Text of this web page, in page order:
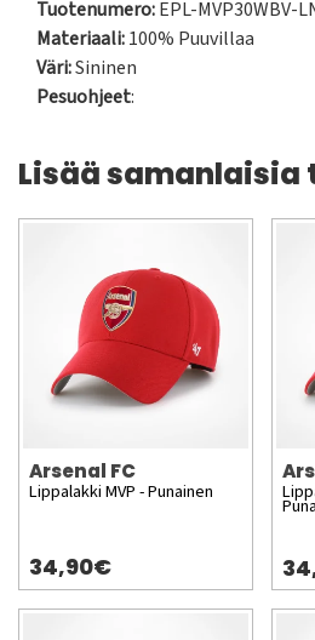
Tuotenumero:EPL-MVP30WBV-
Materiaali:100% Puuvillaa
Väri:Sininen
Pesuohjeet:
Lisää
Arsenal FC
Lippalakki MVP - Punainen
34,90€